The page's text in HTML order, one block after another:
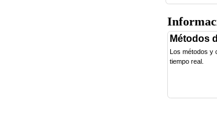
Métodos
Los métodos y
tiempo real.